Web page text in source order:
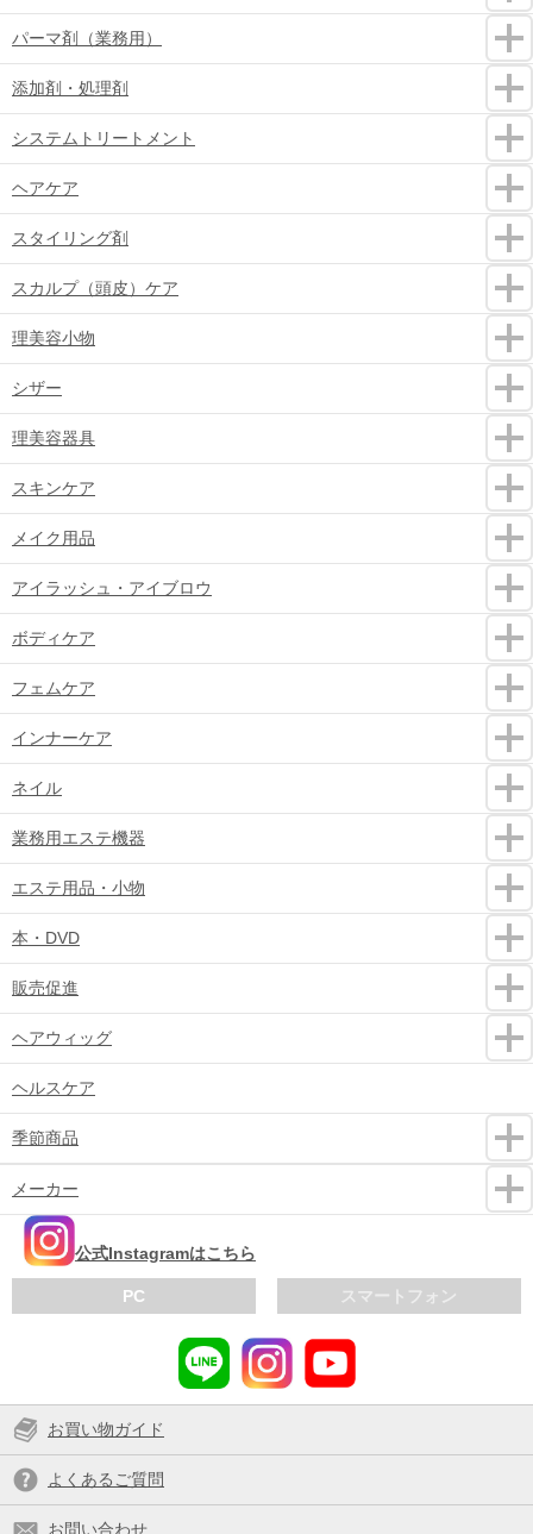
パーマ剤（業務用）
添加剤・処理剤
システムトリートメント
ヘアケア
スタイリング剤
スカルプ（頭皮）ケア
理美容小物
シザー
理美容器具
スキンケア
メイク用品
アイラッシュ・アイブロウ
ボディケア
フェムケア
インナーケア
ネイル
業務用エステ機器
エステ用品・小物
本・DVD
販売促進
ヘアウィッグ
ヘルスケア
季節商品
メーカー
公式Instagramはこちら
スマートフォン
PC
お買い物ガイド
よくあるご質問
お問い合わせ